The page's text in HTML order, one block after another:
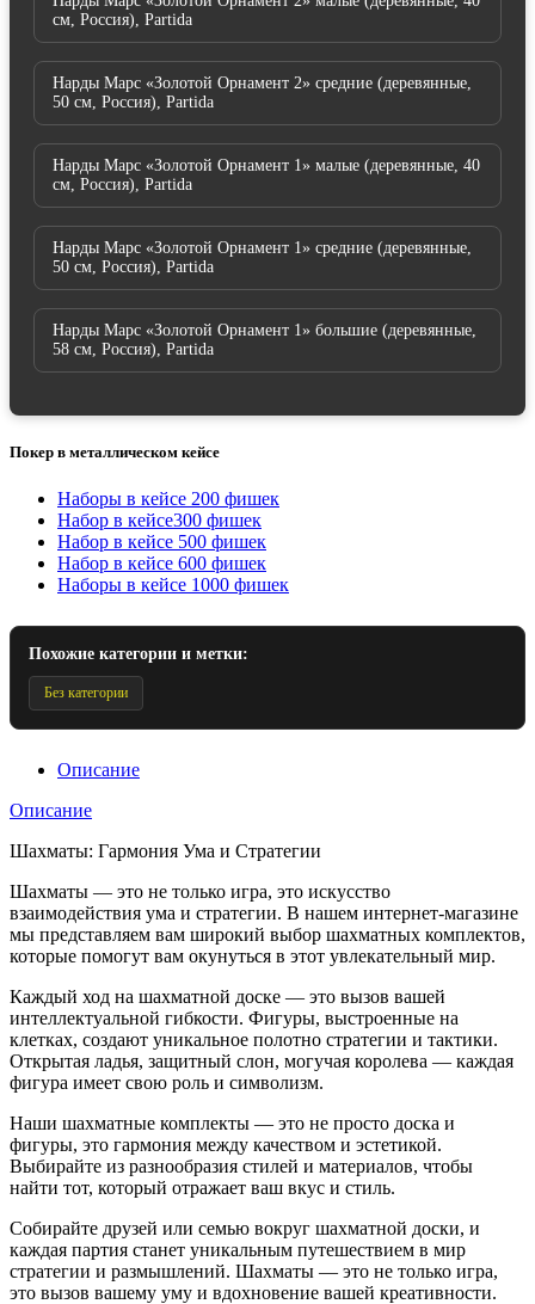
см, Россия), Partida
Нарды Марс «Золотой Орнамент 2» средние (деревянные,
50 см, Россия), Partida
Нарды Марс «Золотой Орнамент 1» малые (деревянные, 40
см, Россия), Partida
Нарды Марс «Золотой Орнамент 1» средние (деревянные,
50 см, Россия), Partida
Нарды Марс «Золотой Орнамент 1» большие (деревянные,
58 см, Россия), Partida
Покер в металлическом кейсе
Наборы в кейсе 200 фишек
Набор в кейсе300 фишек
Набор в кейсе 500 фишек
Набор в кейсе 600 фишек
Наборы в кейсе 1000 фишек
Похожие категории и метки:
Без категории
Описание
Описание
Шахматы: Гармония Ума и Стратегии
Шахматы — это не только игра, это искусство
взаимодействия ума и стратегии. В нашем интернет-магазине
мы представляем вам широкий выбор шахматных комплектов,
которые помогут вам окунуться в этот увлекательный мир.
Каждый ход на шахматной доске — это вызов вашей
интеллектуальной гибкости. Фигуры, выстроенные на
клетках, создают уникальное полотно стратегии и тактики.
Открытая ладья, защитный слон, могучая королева — каждая
фигура имеет свою роль и символизм.
Наши шахматные комплекты — это не просто доска и
фигуры, это гармония между качеством и эстетикой.
Выбирайте из разнообразия стилей и материалов, чтобы
найти тот, который отражает ваш вкус и стиль.
Собирайте друзей или семью вокруг шахматной доски, и
каждая партия станет уникальным путешествием в мир
стратегии и размышлений. Шахматы — это не только игра,
это вызов вашему уму и вдохновение вашей креативности.